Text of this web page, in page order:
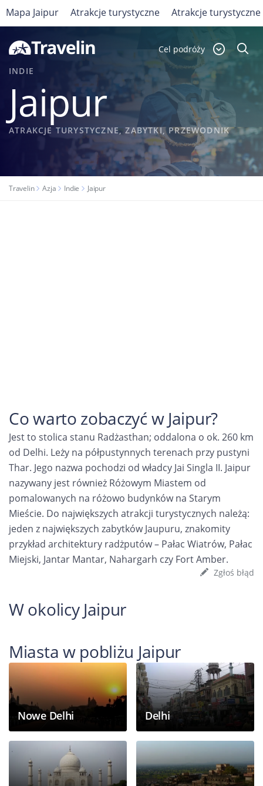
Cel podróży
INDIE
Jaipur
ATRAKCJE TURYSTYCZNE, ZABYTKI, PRZEWODNIK
Travelin Azja Indie Jaipur
Mapa Jaipur Atrakcje turystyczne Atrakcje
Co warto zobaczyć w Jaipur?
Jest to stolica stanu Radżasthan; oddalona o ok. 260 km
od Delhi. Leży na półpustynnych terenach przy pustyni
Thar. Jego nazwa pochodzi od władcy Jai Singla II. Jaipur
nazywany jest również Różowym Miastem od
pomalowanych na różowo budynków na Starym
Mieście. Do największych atrakcji turystycznych należą:
jeden z największych zabytków Jaupuru, znakomity
przykład architektury radżputów – Pałac Wiatrów, Pałac
Miejski, Jantar Mantar, Nahargarh czy Fort Amber.
Zgłoś błąd
W okolicy Jaipur
Miasta w pobliżu Jaipur
Nowe Delhi Delhi